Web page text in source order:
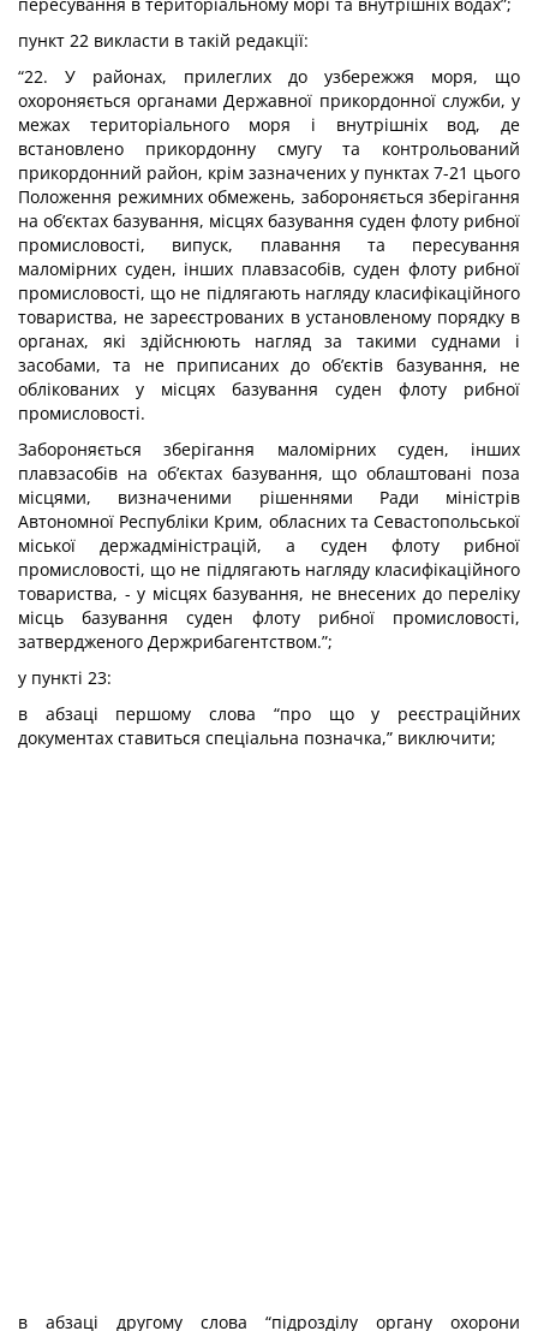
пункт 22 викласти в такій редакції:
“22. У районах, прилеглих до узбережжя моря, що
охороняється органами Державної прикордонної служби, у
межах територіального моря і внутрішніх вод, де
встановлено прикордонну смугу та контрольований
прикордонний район, крім зазначених у пунктах 7-21 цього
Положення режимних обмежень, забороняється зберігання
на об’єктах базування, місцях базування суден флоту рибної
промисловості, випуск, плавання та пересування
маломірних суден, інших плавзасобів, суден флоту рибної
промисловості, що не підлягають нагляду класифікаційного
товариства, не зареєстрованих в установленому порядку в
органах, які здійснюють нагляд за такими суднами і
засобами, та не приписаних до об’єктів базування, не
облікованих у місцях базування суден флоту рибної
промисловості.
Забороняється зберігання маломірних суден, інших
плавзасобів на об’єктах базування, що облаштовані поза
місцями, визначеними рішеннями Ради міністрів
Автономної Республіки Крим, обласних та Севастопольської
міської держадміністрацій, а суден флоту рибної
промисловості, що не підлягають нагляду класифікаційного
товариства, - у місцях базування, не внесених до переліку
місць базування суден флоту рибної промисловості,
затвердженого Держрибагентством.”;
у пункті 23:
в абзаці першому слова “про що у реєстраційних
документах ставиться спеціальна позначка,” виключити;
в абзаці другому слова “підрозділу органу охорони